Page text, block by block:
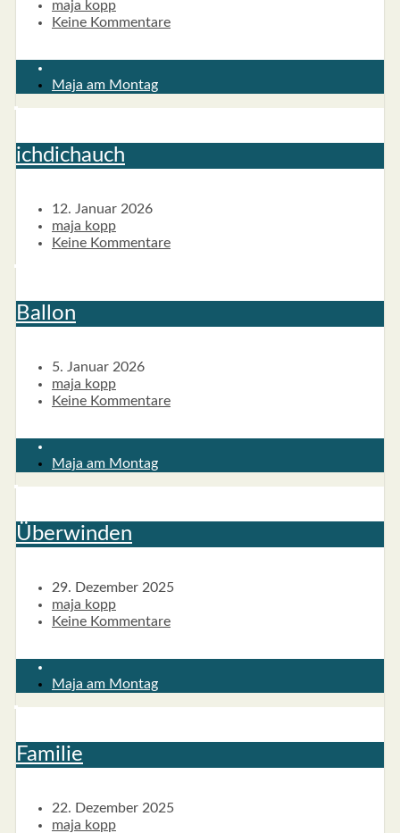
maja kopp
Keine Kommentare
Maja am Montag
ich­dich­auch
12. Januar 2026
maja kopp
Keine Kommentare
Bal­lon
5. Januar 2026
maja kopp
Keine Kommentare
Maja am Montag
Über­win­den
29. Dezember 2025
maja kopp
Keine Kommentare
Maja am Montag
Fami­lie
22. Dezember 2025
maja kopp